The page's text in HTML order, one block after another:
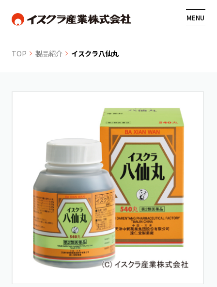
MENU
TOP 製品紹介 イスクラ八仙丸